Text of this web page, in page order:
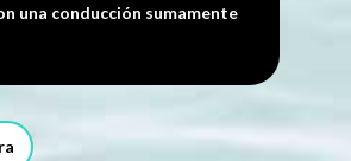
una conducción sumamente